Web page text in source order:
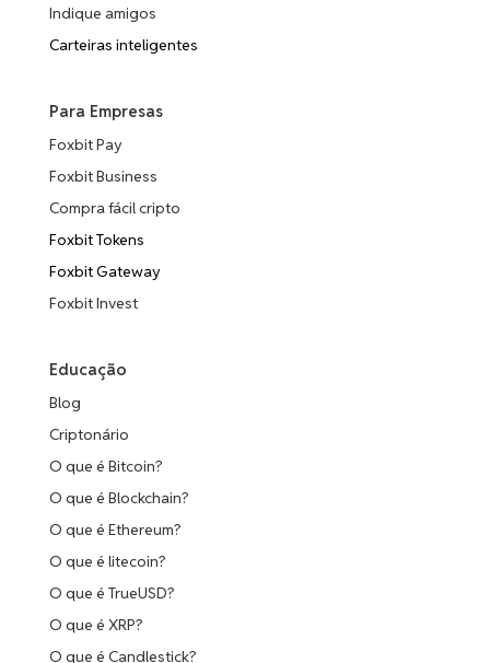
Indique amigos
Carteiras inteligentes
Para Empresas
Foxbit Pay
Foxbit Business
Compra fácil cripto
Foxbit Tokens
Foxbit Gateway
Foxbit Invest
Educação
Blog
Criptonário
O que é Bitcoin?
O que é Blockchain?
O que é Ethereum?
O que é litecoin?
O que é TrueUSD?
O que é XRP?
O que é Candlestick?